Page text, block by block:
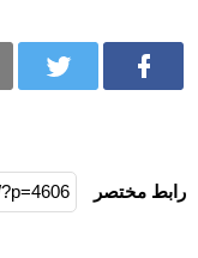
رابط مختصر